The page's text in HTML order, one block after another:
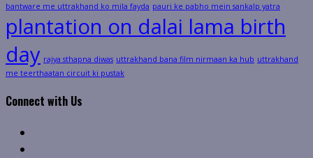
bantware me uttrakhand ko mila fayda pauri ke pabho mein sankalp yatra
plantation on dalai lama birth
day rajya sthapna diwas uttrakhand bana film nirmaan ka hub uttrakhand
me teerthaatan circuit ki pustak
Connect with Us